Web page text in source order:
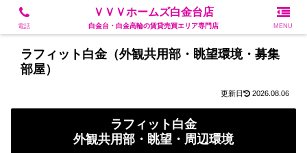
ラフィット白金（外観共用部・眺望環境・募集
部屋）
2026.08.06
ラフィット白金
外観共用部・眺望・周辺環境
電話
ＶＶＶホームズ白金台店
白金台・白金高輪の賃貸売買エリア専門店 MENU